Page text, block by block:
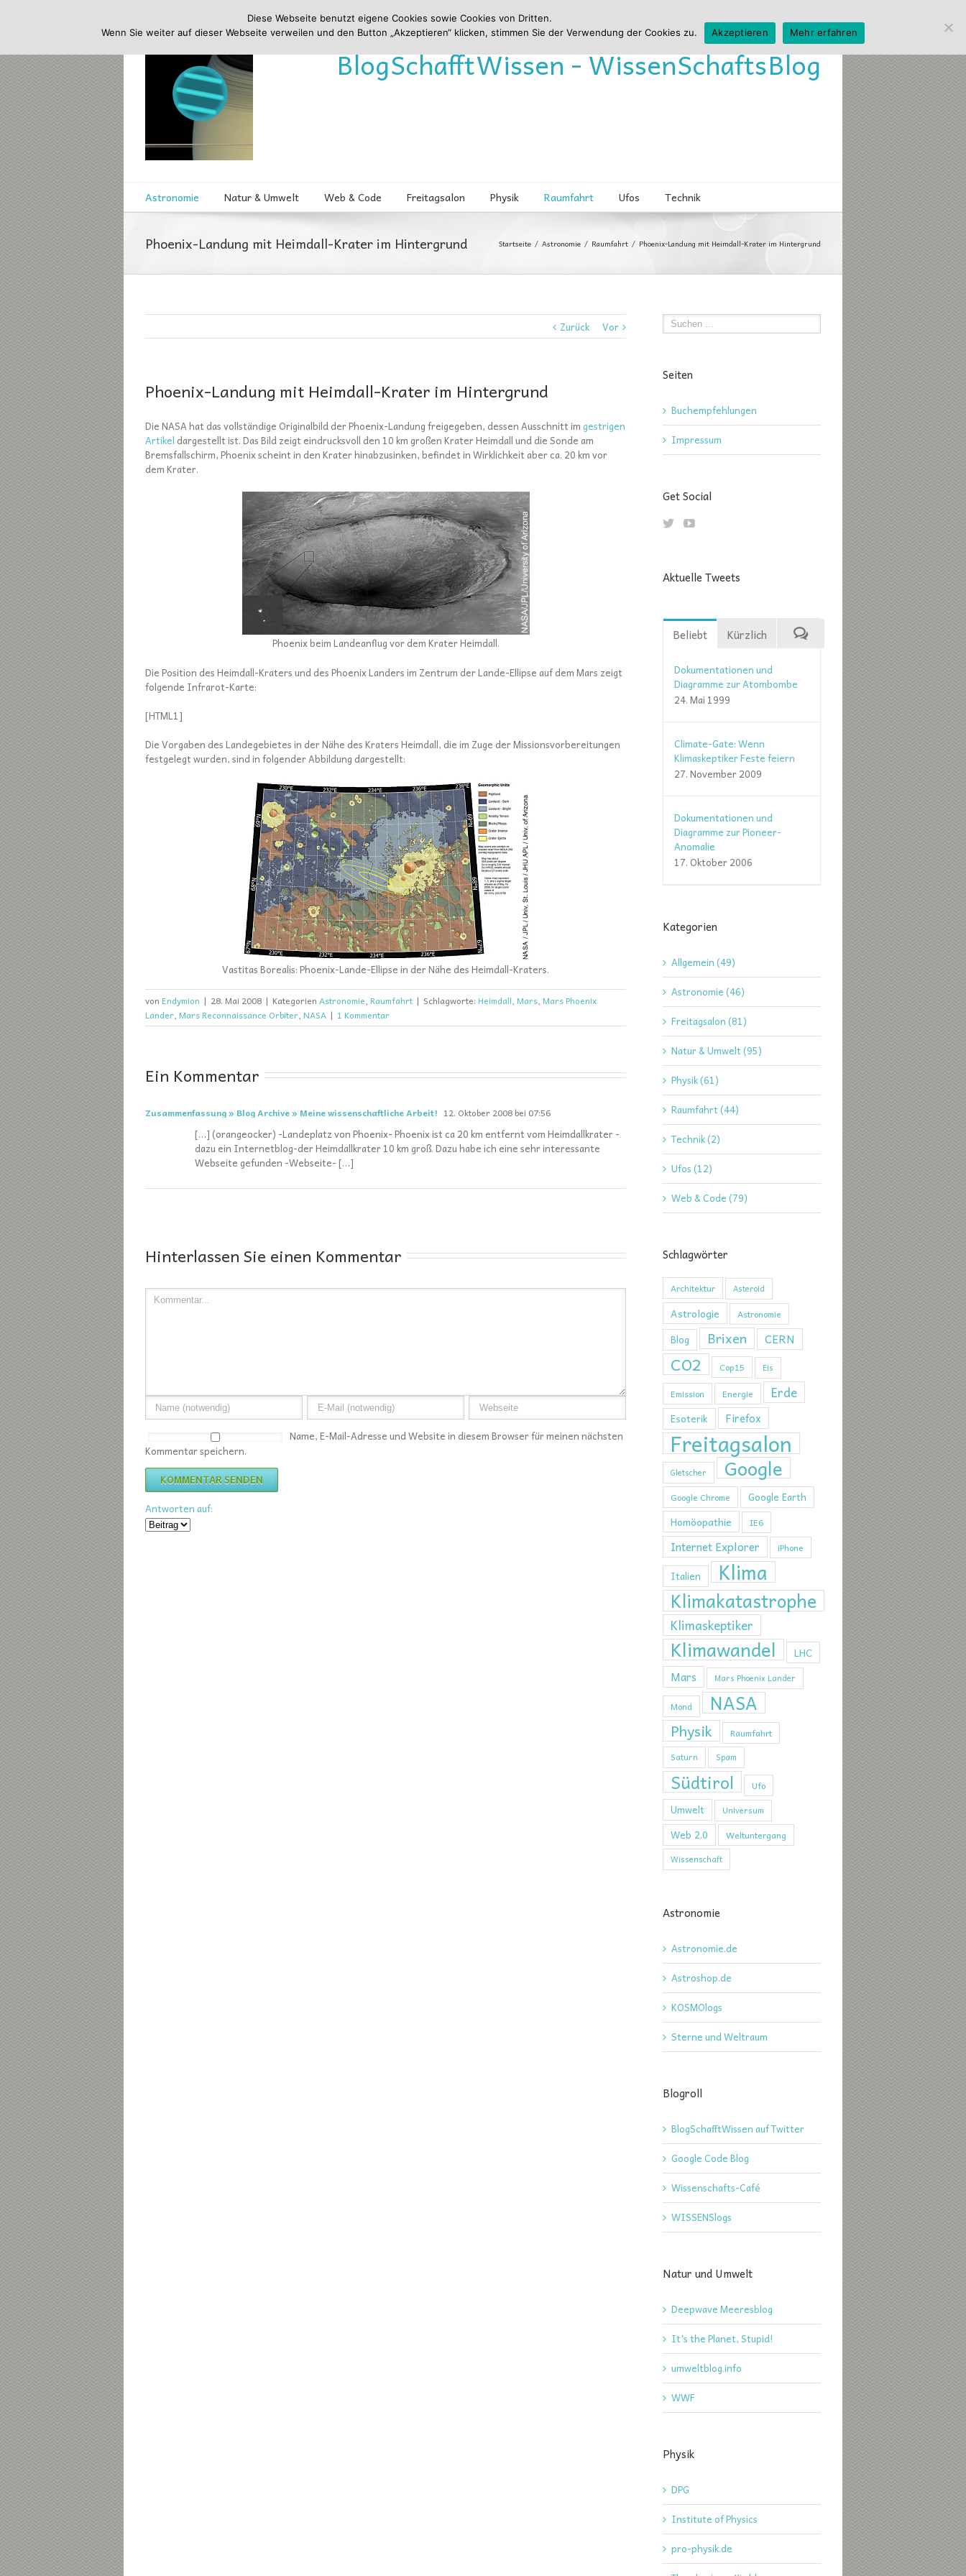
BlogSchafftWissen - WissenSchaftsBlog
Astronomie Natur & Umwelt Web & Code Freitagsalon Physik Raumfahrt Ufos Technik
Phoenix-Landung mit Heimdall-Krater im Hintergrund Startseite Astronomie Raumfahrt Phoenix-Landung mit Heimdall-Krater im Hintergrund
Zurück Vor
Phoenix-Landung mit Heimdall-Krater im Hintergrund
Die NASA hat das vollständige Originalbild der Phoenix-Landung freigegeben, dessen Ausschnitt imgestrigen
Artikel dargestellt ist. Das Bild zeigt eindrucksvoll den 10 km großen Krater Heimdall und die Sonde am
Bremsfallschirm, Phoenix scheint in den Krater hinabzusinken, befindet in Wirklichkeit aber ca. 20 km vor
dem Krater.
Phoenix beim Landeanflug vor dem Krater Heimdall.
Die Position des Heimdall-Kraters und des Phoenix Landers im Zentrum der Lande-Ellipse auf dem Mars zeigt
folgende Infrarot-Karte:
[HTML1]
Die Vorgaben des Landegebietes in der Nähe des Kraters Heimdall, die im Zuge der Missionsvorbereitungen
festgelegt wurden, sind in folgender Abbildung dargestellt:
Vastitas Borealis: Phoenix-Lande-Ellipse in der Nähe des Heimdall-Kraters.
von Endymion | 28. Mai 2008 | Kategorien Astronomie, Raumfahrt | Schlagworte: Heimdall, Mars, Mars Phoenix
Lander, Mars Reconnaissance Orbiter, NASA | 1 Kommentar
Ein Kommentar
Zusammenfassung » Blog Archive » Meine wissenschaftliche Arbeit! 12. Oktober 2008 bei 07:56
[…] (orangeocker) -Landeplatz von Phoenix- Phoenix ist ca 20 km entfernt vom Heimdallkrater -
dazu ein Internetblog-der Heimdallkrater 10 km groß. Dazu habe ich eine sehr interessante
Webseite gefunden -Webseite- […]
Hinterlassen Sie einen Kommentar
Name, E-Mail-Adresse und Website in diesem Browser für meinen nächsten
Kommentar speichern.
Antworten auf:
Seiten
Buchempfehlungen
Impressum
Get Social
Aktuelle Tweets
Beliebt Kürzlich
Dokumentationen und
Diagramme zur Atombombe
24. Mai 1999
Climate-Gate: Wenn
Klimaskeptiker Feste feiern
27. November 2009
Dokumentationen und
Diagramme zur Pioneer-
Anomalie
17. Oktober 2006
Kategorien
Allgemein (49)
Astronomie (46)
Freitagsalon (81)
Natur & Umwelt (95)
Physik (61)
Raumfahrt (44)
Technik (2)
Ufos (12)
Web & Code (79)
Schlagwörter
Architektur Asteroid
Astrologie Astronomie
Blog Brixen CERN
CO2 Cop15 Eis
Emission Energie Erde
Esoterik Firefox
Freitagsalon
Gletscher Google
Google Chrome Google Earth
Homöopathie IE6
Internet Explorer iPhone
Italien Klima
Klimakatastrophe
Klimaskeptiker
Klimawandel LHC
Mars Mars Phoenix Lander
Mond NASA
Physik Raumfahrt
Saturn Spam
Südtirol Ufo
Umwelt Universum
Web 2.0 Weltuntergang
Wissenschaft
Astronomie
Astronomie.de
Astroshop.de
KOSMOlogs
Sterne und Weltraum
Blogroll
BlogSchafftWissen auf Twitter
Google Code Blog
Wissenschafts-Café
WISSENSlogs
Natur und Umwelt
Deepwave Meeresblog
It's the Planet, Stupid!
umweltblog.info
WWF
Physik
DPG
Institute of Physics
pro-physik.de
Diese Webseite benutzt eigene Cookies sowie Cookies von Dritten.
Wenn Sie weiter auf dieser Webseite verweilen und den Button „Akzeptieren“ klicken, stimmen Sie der Verwendung der Cookies zu.
Akzeptieren Mehr erfahren